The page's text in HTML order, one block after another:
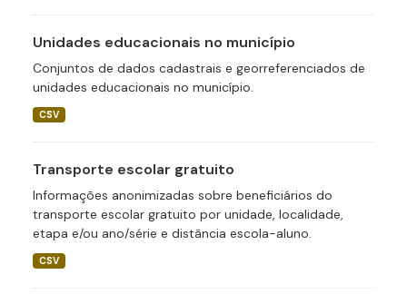
Unidades educacionais no município
Conjuntos de dados cadastrais e georreferenciados de
unidades educacionais no município.
CSV
Transporte escolar gratuito
Informações anonimizadas sobre beneficiários do
transporte escolar gratuito por unidade, localidade,
etapa e/ou ano/série e distância escola-aluno.
CSV